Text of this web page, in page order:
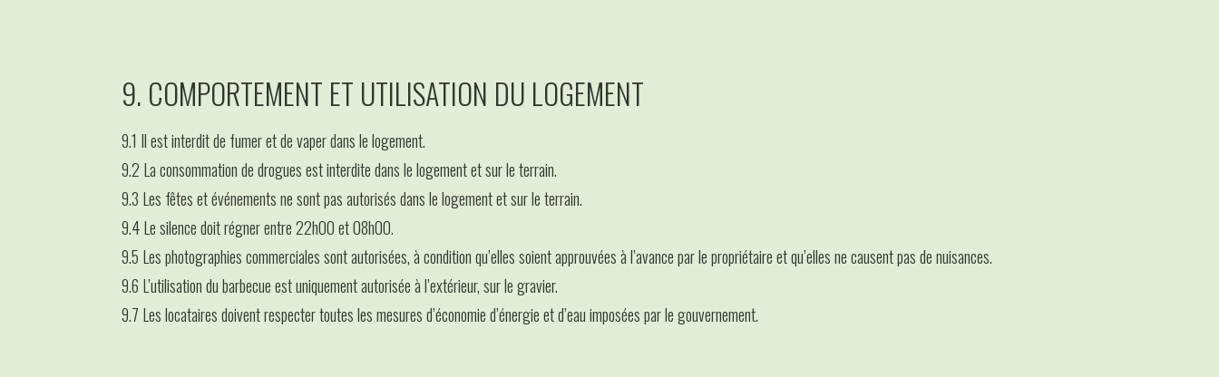
9. COMPORTEMENT ET UTILISATION DU LOGEMENT
9.1 Il est interdit de fumer et de vaper dans le logement.
9.2 La consommation de drogues est interdite dans le logement et sur le terrain.
9.3 Les fêtes et événements ne sont pas autorisés dans le logement et sur le terrain.
9.4 Le silence doit régner entre 22h00 et 08h00.
9.5 Les photographies commerciales sont autorisées, à condition qu’elles soient approuvées à l’avance par le propriétaire et qu’elles ne causent pas de nuisances.
9.6 L’utilisation du barbecue est uniquement autorisée à l’extérieur, sur le gravier.
9.7 Les locataires doivent respecter toutes les mesures d’économie d’énergie et d’eau imposées par le gouvernement.